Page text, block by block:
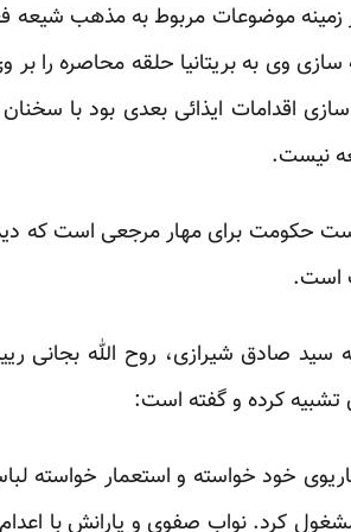
زمینه موضوعات مربوط به مذهب شیعه
سازی وی به بریتانیا حلقه محاصره
اقدامات ایذائی بعدی بود با
نیست.
حکومت برای مهار مرجعی است که
است.
صادق شیرازی، روح الله بجانی
تشبیه کرده و گفته است:
خود خواسته و استعمار خواسته
کرد. نواب صفوی و یارانش با